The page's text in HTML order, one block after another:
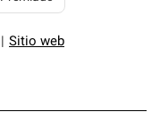
Sitio web